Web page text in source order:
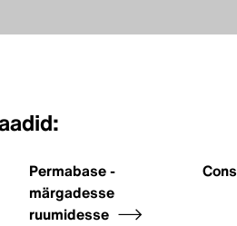
Permabase -
märgadesse
ruumidesse